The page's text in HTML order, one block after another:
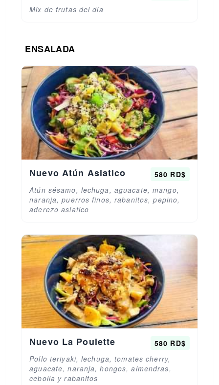
Mix de frutas del dia
ENSALADA
Nuevo Atún Asiatico
580 RD$
Atún sésamo, lechuga, aguacate, mango,
naranja, puerros finos, rabanitos, pepino,
aderezo asiatico
Nuevo La Poulette
580 RD$
Pollo teriyaki, lechuga, tomates cherry,
aguacate, naranja, hongos, almendras,
cebolla y rabanitos